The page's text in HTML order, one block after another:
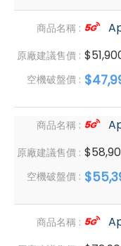
商品名稱 :
原廠建議售價 :
空機破盤價 :
商品名稱 :
原廠建議售價 :
空機破盤價 :
商品名稱 :